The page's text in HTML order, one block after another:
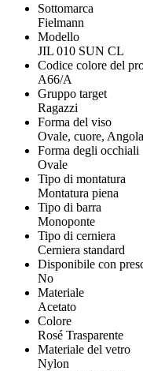
Sottomarca
Fielmann
Modello
JIL 010 SUN CL
Codice colore del
A66/A
Gruppo target
Ragazzi
Forma del viso
Ovale, cuore,
Forma degli occhiali
Ovale
Tipo di montatura
Montatura piena
Tipo di barra
Monoponte
Tipo di cerniera
Cerniera standard
Disponibile con
No
Materiale
Acetato
Colore
Rosé Trasparente
Materiale del vetro
Nylon